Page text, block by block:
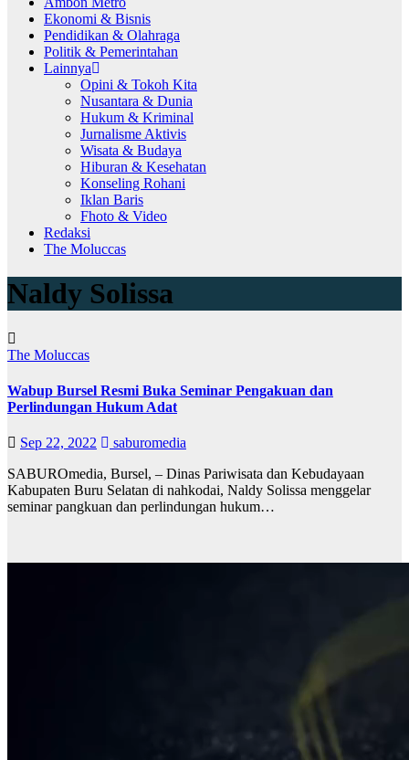
Ekonomi & Bisnis
Pendidikan & Olahraga
Politik & Pemerintahan
Lainnya
Opini & Tokoh Kita
Nusantara & Dunia
Hukum & Kriminal
Jurnalisme Aktivis
Wisata & Budaya
Hiburan & Kesehatan
Konseling Rohani
Iklan Baris
Fhoto & Video
Redaksi
The Moluccas
Naldy Solissa
The Moluccas
Wabup Bursel Resmi Buka Seminar Pengakuan dan
Perlindungan Hukum Adat
Sep 22, 2022
saburomedia
SABUROmedia, Bursel, – Dinas Pariwisata dan Kebudayaan
Kabupaten Buru Selatan di nahkodai, Naldy Solissa menggelar
seminar pangkuan dan perlindungan hukum…